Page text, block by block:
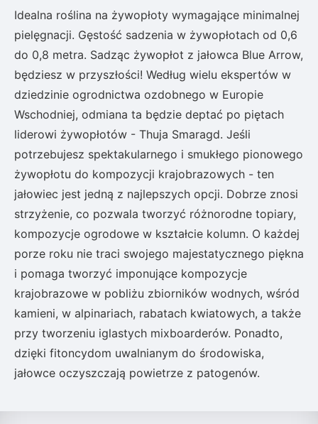
Glicynia (wisteria)
Bluszcz
Ewodia (tetradium daniellii)
Idealna roślina na żywopłoty wymagające minimalnej
pielęgnacji. Gęstość sadzenia w żywopłotach od 0,6
do 0,8 metra. Sadząc żywopłot z jałowca Blue Arrow,
będziesz w przyszłości! Według wielu ekspertów w
dziedzinie ogrodnictwa ozdobnego w Europie
Wschodniej, odmiana ta będzie deptać po piętach
liderowi żywopłotów - Thuja Smaragd. Jeśli
potrzebujesz spektakularnego i smukłego pionowego
żywopłotu do kompozycji krajobrazowych - ten
jałowiec jest jedną z najlepszych opcji. Dobrze znosi
strzyżenie, co pozwala tworzyć różnorodne topiary,
kompozycje ogrodowe w kształcie kolumn. O każdej
porze roku nie traci swojego majestatycznego piękna
i pomaga tworzyć imponujące kompozycje
krajobrazowe w pobliżu zbiorników wodnych, wśród
kamieni, w alpinariach, rabatach kwiatowych, a także
przy tworzeniu iglastych mixboarderów. Ponadto,
dzięki fitoncydom uwalnianym do środowiska,
jałowce oczyszczają powietrze z patogenów.